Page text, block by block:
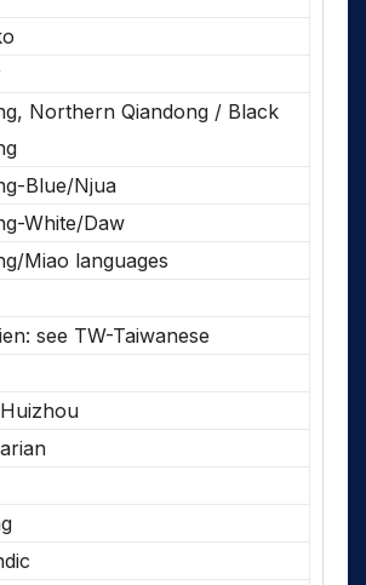
Northern Qiandong / Black
Blue/Njua
White/Daw
Miao languages
see TW-Taiwanese